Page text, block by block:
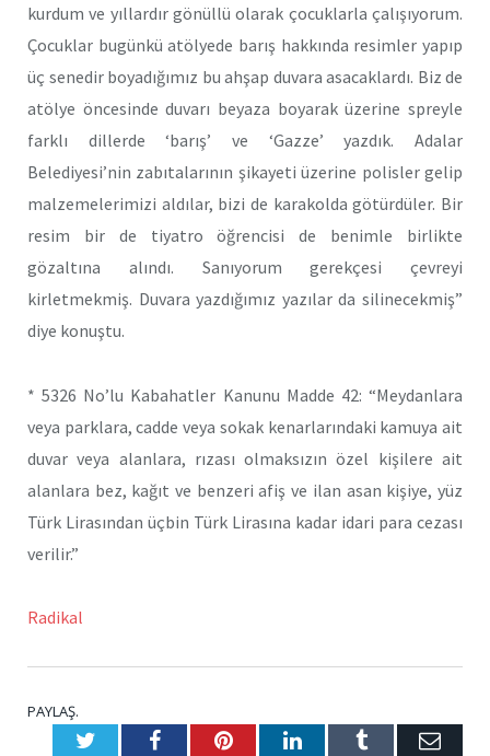
kurdum ve yıllardır gönüllü olarak çocuklarla çalışıyorum.
Çocuklar bugünkü atölyede barış hakkında resimler yapıp
üç senedir boyadığımız bu ahşap duvara asacaklardı. Biz de
atölye öncesinde duvarı beyaza boyarak üzerine spreyle
farklı dillerde ‘barış’ ve ‘Gazze’ yazdık. Adalar
Belediyesi’nin zabıtalarının şikayeti üzerine polisler gelip
malzemelerimizi aldılar, bizi de karakolda götürdüler. Bir
resim bir de tiyatro öğrencisi de benimle birlikte
gözaltına alındı. Sanıyorum gerekçesi çevreyi
kirletmekmiş. Duvara yazdığımız yazılar da silinecekmiş”
diye konuştu.
* 5326 No’lu Kabahatler Kanunu Madde 42: “Meydanlara
veya parklara, cadde veya sokak kenarlarındaki kamuya ait
duvar veya alanlara, rızası olmaksızın özel kişilere ait
alanlara bez, kağıt ve benzeri afiş ve ilan asan kişiye, yüz
Türk Lirasından üçbin Türk Lirasına kadar idari para cezası
verilir.”
Radikal
PAYLAŞ.
TwitterFacebookPinterestLinkedInTumblr E-